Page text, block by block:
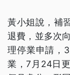
黃小姐說，補
退費，並多次
理停業申請，
業，7月24日